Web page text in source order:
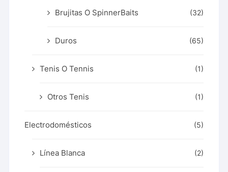
Brujitas O SpinnerBaits (32)
Duros (65)
Tenis O Tennis (1)
Otros Tenis (1)
Electrodomésticos (5)
Línea Blanca (2)